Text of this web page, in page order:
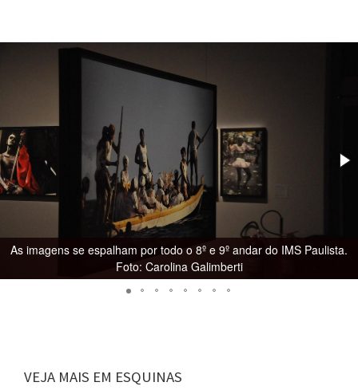
As imagens se espalham por todo o 8º e 9º andar do IMS Paulista.
Foto: Carolina Galimberti
VEJA MAIS EM ESQUINAS